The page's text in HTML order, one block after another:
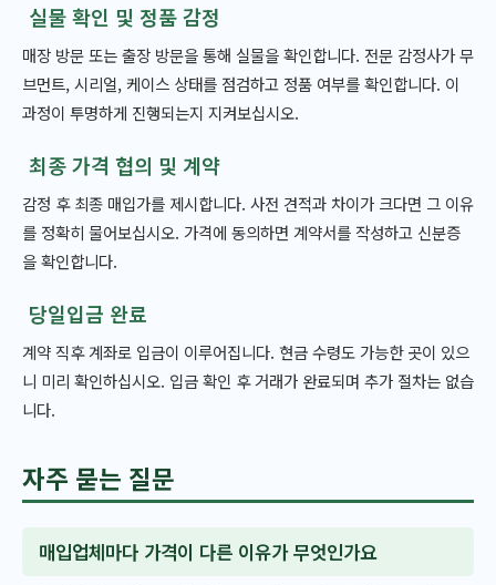
실물 확인 및 정품 감정
매장 방문 또는 출장 방문을 통해 실물을 확인합니다. 전문 감정사가 무
브먼트, 시리얼, 케이스 상태를 점검하고 정품 여부를 확인합니다. 이
과정이 투명하게 진행되는지 지켜보십시오.
최종 가격 협의 및 계약
감정 후 최종 매입가를 제시합니다. 사전 견적과 차이가 크다면 그 이유
를 정확히 물어보십시오. 가격에 동의하면 계약서를 작성하고 신분증
을 확인합니다.
당일입금 완료
계약 직후 계좌로 입금이 이루어집니다. 현금 수령도 가능한 곳이 있으
니 미리 확인하십시오. 입금 확인 후 거래가 완료되며 추가 절차는 없습
니다.
자주 묻는 질문
매입업체마다 가격이 다른 이유가 무엇인가요